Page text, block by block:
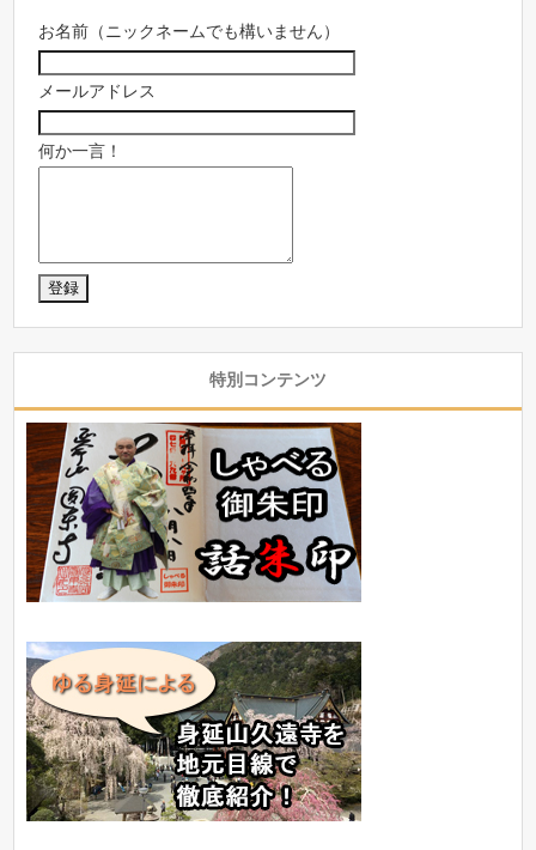
お名前（ニックネームでも構いません）
メールアドレス
何か一言！
特別コンテンツ